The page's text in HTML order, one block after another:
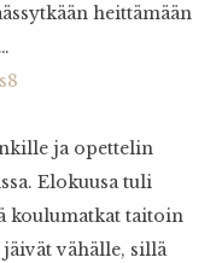
heittämään
ja opettelin
Elokuusa tuli
koulumatkat taitoin
vähälle, sillä